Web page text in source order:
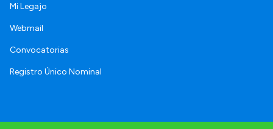
Mi Legajo
Webmail
Convocatorias
Registro Único Nominal